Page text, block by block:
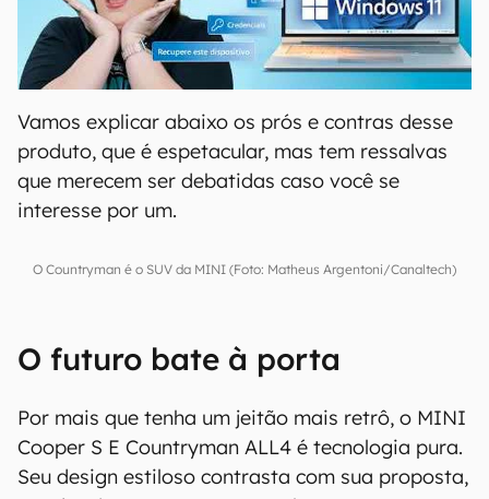
00:00 04:52
Vamos explicar abaixo os prós e contras desse
produto, que é espetacular, mas tem ressalvas
que merecem ser debatidas caso você se
interesse por um.